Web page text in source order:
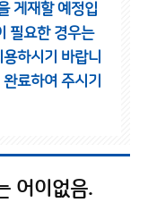
게재할 예정입
필요한 경우는
하시기 바랍니
료하여 주시기
어이없음.